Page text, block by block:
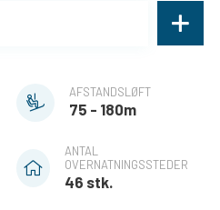
AFSTANDSLØFT
75 - 180m
ANTAL
OVERNATNINGSSTEDER
46 stk.